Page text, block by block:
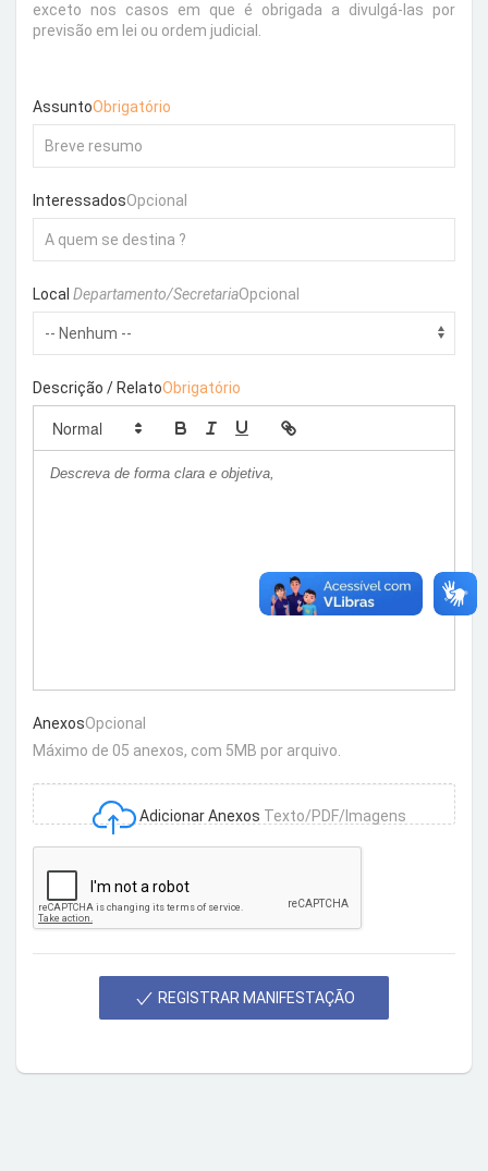
exceto nos casos em que é obrigada a divulgá-las por
previsão em lei ou ordem judicial.
AssuntoObrigatório
InteressadosOpcional
Local Departamento/SecretariaOpcional
Descrição / RelatoObrigatório
AnexosOpcional
Máximo de 05 anexos, com 5MB por arquivo.
Adicionar Anexos Texto/PDF/Imagens
REGISTRAR MANIFESTAÇÃO